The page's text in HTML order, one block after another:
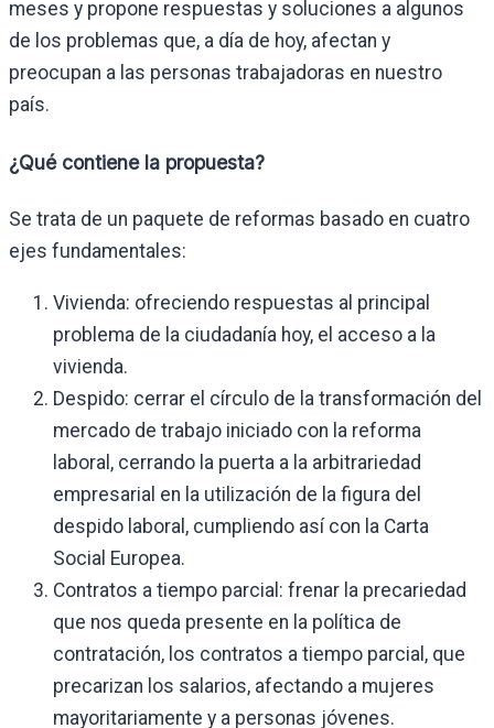
meses y propone respuestas y soluciones a algunos
de los problemas que, a día de hoy, afectan y
preocupan a las personas trabajadoras en nuestro
país.
¿Qué contiene la propuesta?
Se trata de un paquete de reformas basado en cuatro
ejes fundamentales:
Vivienda: ofreciendo respuestas al principal
problema de la ciudadanía hoy, el acceso a la
vivienda.
Despido: cerrar el círculo de la transformación del
mercado de trabajo iniciado con la reforma
laboral, cerrando la puerta a la arbitrariedad
empresarial en la utilización de la figura del
despido laboral, cumpliendo así con la Carta
Social Europea.
Contratos a tiempo parcial: frenar la precariedad
que nos queda presente en la política de
contratación, los contratos a tiempo parcial, que
precarizan los salarios, afectando a mujeres
mayoritariamente y a personas jóvenes.